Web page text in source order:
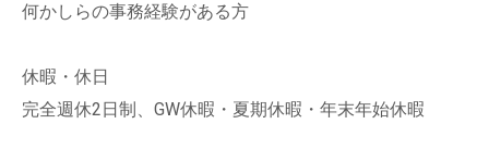
何かしらの事務経験がある方
休暇・休日
完全週休2日制、GW休暇・夏期休暇・年末年始休暇